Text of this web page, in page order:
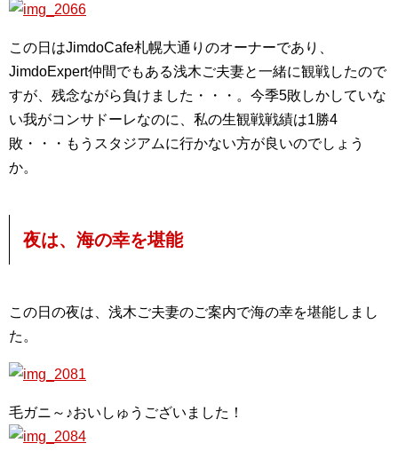
この日はJimdoCafe札幌大通りのオーナーであり、
JimdoExpert仲間でもある浅木ご夫妻と一緒に観戦したので
すが、残念ながら負けました・・・。今季5敗しかしていな
い我がコンサドーレなのに、私の生観戦戦績は1勝4
敗・・・もうスタジアムに行かない方が良いのでしょう
か。
夜は、海の幸を堪能
この日の夜は、浅木ご夫妻のご案内で海の幸を堪能しまし
た。
毛ガニ～♪おいしゅうございました！